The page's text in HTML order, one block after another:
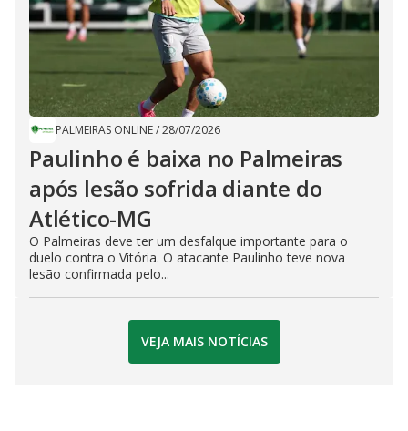
PALMEIRAS ONLINE/28/07/2026
Paulinho é baixa no Palmeiras
após lesão sofrida diante do
Atlético-MG
O Palmeiras deve ter um desfalque importante para o
duelo contra o Vitória. O atacante Paulinho teve nova
lesão confirmada pelo...
VEJA MAIS NOTÍCIAS